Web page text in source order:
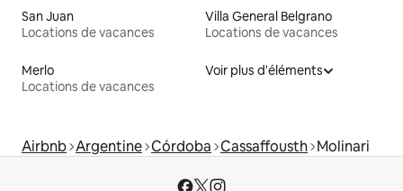
San Juan
Locations de vacances
Villa General Belgrano
Locations de vacances
Merlo
Locations de vacances
Voir plus d'éléments
Airbnb Argentine Córdoba Cassaffousth Molinari